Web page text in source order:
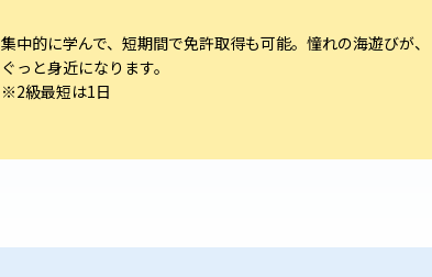
集中的に学んで、短期間で免許取得も可能。憧れの海遊びが、
ぐっと⾝近になります。
※2級最短は1日